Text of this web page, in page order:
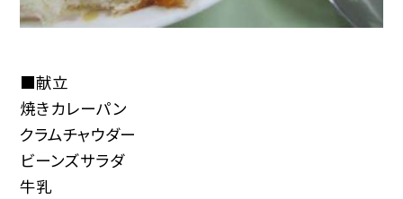
■献立
焼きカレーパン
クラムチャウダー
ビーンズサラダ
牛乳